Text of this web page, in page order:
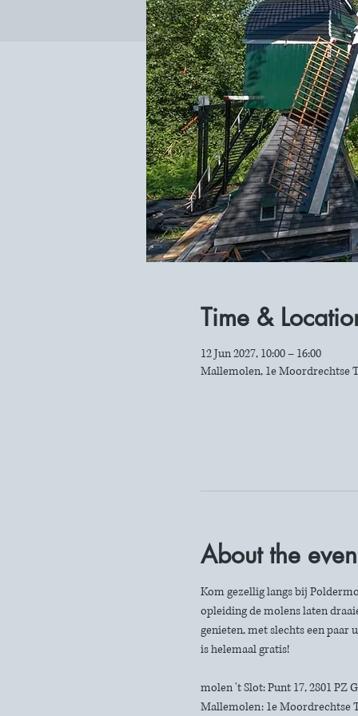
Time &
12 Jun 2027, 10:00 – 16:00
Mallemolen, 1e Moordrechtse
About the
Kom gezellig langs bij
opleiding de molens laten
genieten, met slechts een paar
is helemaal gratis!
molen 't Slot: Punt 17, 2801 PZ
Mallemolen: 1e Moordrechtse